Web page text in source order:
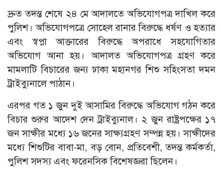
দ্রুত তদন্ত শেষে ২৪ মে আদালতে অভিযোগপত্র দাখিল করে
পুলিশ। অভিযোগপত্রে সোহেল রানার বিরুদ্ধে ধর্ষণ ও হত্যার
এবং স্বপ্না আক্তারের বিরুদ্ধে অপরাধে সহযোগিতার
অভিযোগ আনা হয়। আদালত অভিযোগপত্র গ্রহণ করে
মামলাটি বিচারের জন্য ঢাকা মহানগর শিশু সহিংসতা দমন
ট্রাইব্যুনালে পাঠান।
এরপর গত ১ জুন দুই আসামির বিরুদ্ধে অভিযোগ গঠন করে
বিচার শুরুর আদেশ দেন ট্রাইব্যুনাল। ২ জুন রাষ্ট্রপক্ষের ১৭
জন সাক্ষীর মধ্যে ১৬ জনের সাক্ষ্যগ্রহণ সম্পন্ন হয়। সাক্ষীদের
মধ্যে শিশুটির বাবা-মা, বড় বোন, প্রতিবেশী, তদন্ত কর্মকর্তা,
পুলিশ সদস্য এবং ফরেনসিক বিশেষজ্ঞরা ছিলেন।